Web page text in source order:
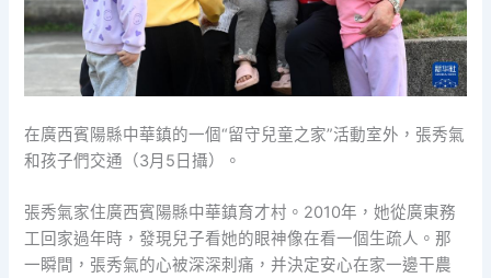
在廣西賓陽縣中華鎮的一個“留守兒童之家”活動室外，張秀氣
和孩子們交通（3月5日攝）。
張秀氣家住廣西賓陽縣中華鎮育才村。2010年，她從廣東務
工回家過年時，發現兒子看她的眼神像在看一個生疏人。那
一瞬間，張秀氣的心被深深刺痛，并決定安心在家一邊干農